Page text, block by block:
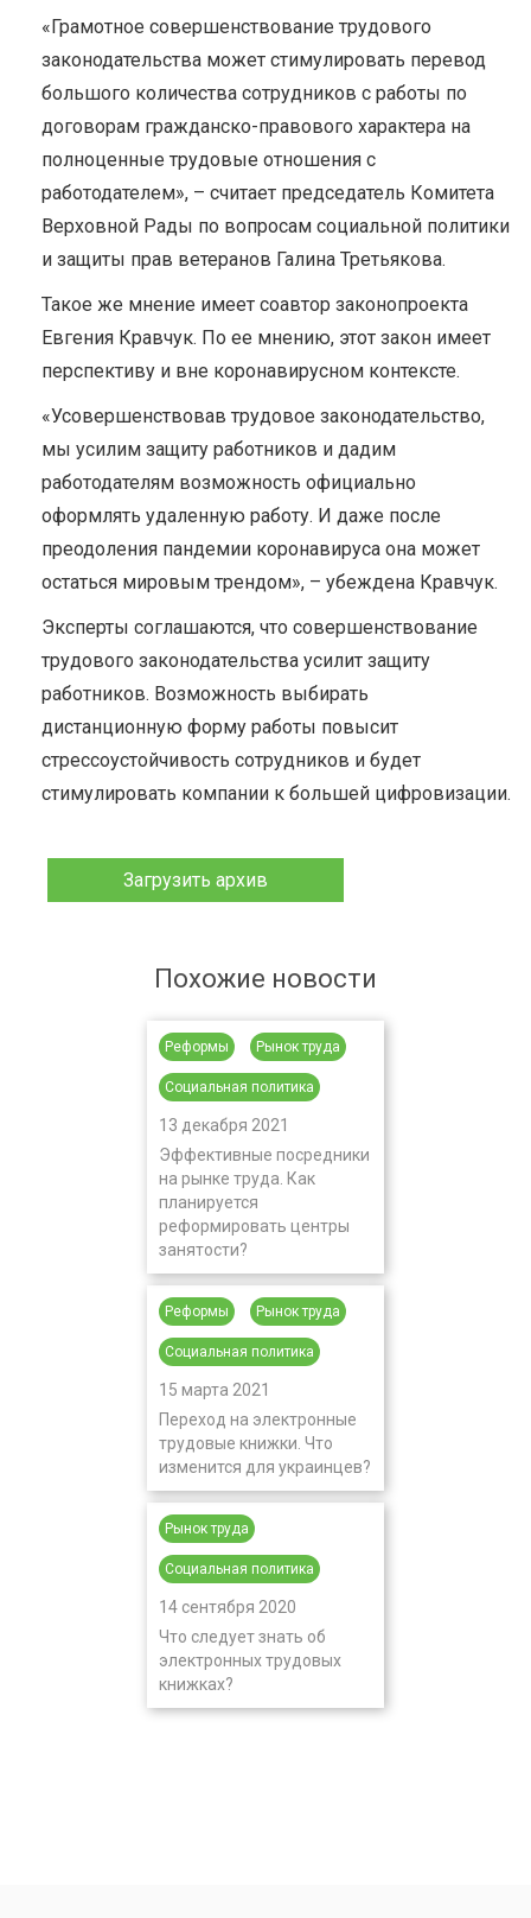
«Грамотное совершенствование трудового
законодательства может стимулировать перевод
большого количества сотрудников с работы по
договорам гражданско-правового характера на
полноценные трудовые отношения с
работодателем», – считает председатель Комитета
Верховной Рады по вопросам социальной политики
и защиты прав ветеранов Галина Третьякова.
Такое же мнение имеет соавтор законопроекта
Евгения Кравчук. По ее мнению, этот закон имеет
перспективу и вне коронавирусном контексте.
«Усовершенствовав трудовое законодательство,
мы усилим защиту работников и дадим
работодателям возможность официально
оформлять удаленную работу. И даже после
преодоления пандемии коронавируса она может
остаться мировым трендом», – убеждена Кравчук.
Эксперты соглашаются, что совершенствование
трудового законодательства усилит защиту
работников. Возможность выбирать
дистанционную форму работы повысит
стрессоустойчивость сотрудников и будет
стимулировать компании к большей цифровизации.
Загрузить архив
Похожие новости
Реформы Рынок труда
Социальная политика
13 декабря 2021
Эффективные посредники
на рынке труда. Как
планируется
реформировать центры
занятости?
Реформы Рынок труда
Социальная политика
15 марта 2021
Переход на электронные
трудовые книжки. Что
изменится для украинцев?
Рынок труда
Социальная политика
14 сентября 2020
Что следует знать об
электронных трудовых
книжках?